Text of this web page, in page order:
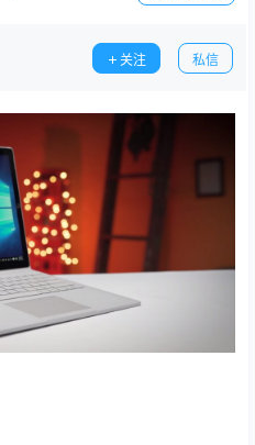
关注 私信